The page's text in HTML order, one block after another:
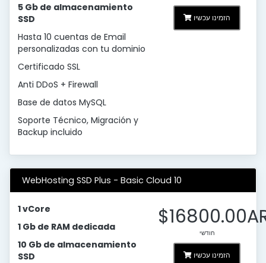
5 Gb de almacenamiento
SSD
Hasta 10 cuentas de Email
personalizadas con tu dominio
Certificado SSL
Anti DDoS + Firewall
Base de datos MySQL
Soporte Técnico, Migración y
Backup incluido
הזמינו עכשיו
WebHosting SSD Plus - Basic Cloud 10
1 vCore
1 Gb de RAM dedicada
10 Gb de almacenamiento
SSD
חודשי
הזמינו עכשיו